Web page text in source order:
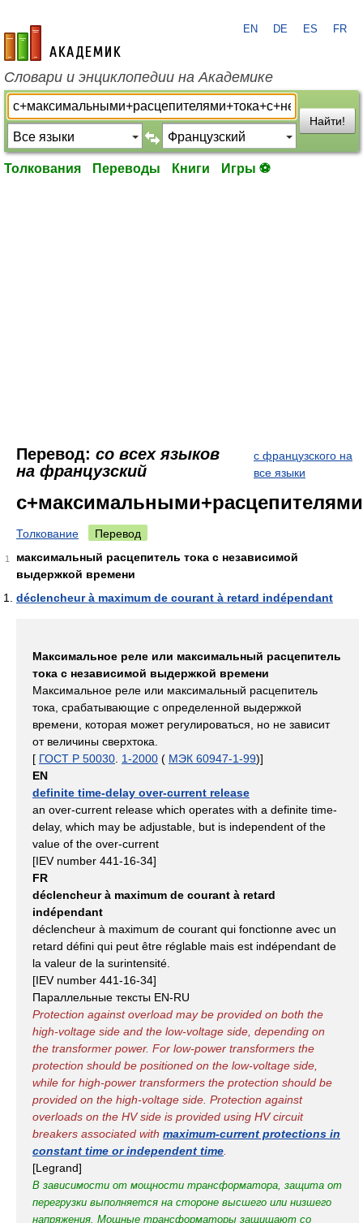
academic.ru
EN DE ES FR
Словари и энциклопедии на Академике
Найти!
Толкования Переводы Книги Игры ⚽
Перевод: со всех языков
на французский
с французского на
все языки
Толкование Перевод
1
максимальный расцепитель тока с независимой
выдержкой времени
déclencheur à maximum de courant à retard indépendant
Максимальное реле или максимальный расцепитель
тока с независимой выдержкой времени
Максимальное реле или максимальный расцепитель
тока, срабатывающие с определенной выдержкой
времени, которая может регулироваться, но не зависит
от величины сверхтока.
[ ГОСТ Р 50030 1-2000 ( МЭК 60947-1-99)]
EN
definite time-delay over-current release
an over-current release which operates with a definite time-
delay, which may be adjustable, but is independent of the
value of the over-current
[IEV number 441-16-34]
FR
déclencheur à maximum de courant à retard
indépendant
déclencheur à maximum de courant qui fonctionne avec un
retard défini qui peut être réglable mais est indépendant de
la valeur de la surintensité.
[IEV number 441-16-34]
Параллельные тексты EN-RU
Protection against overload may be provided on both the
high-voltage side and the low-voltage side, depending on
the transformer power. For low-power transformers the
protection should be positioned on the low-voltage side,
while for high-power transformers the protection should be
provided on the high-voltage side. Protection against
overloads on the HV side is provided using HV circuit
breakers associated with maximum-current protections in
constant time or independent time
[Legrand]
В зависимости от мощности трансформатора, защита от
перегрузки выполняется на стороне высшего или низшего
напряжения. Мощные трансформаторы защищают со